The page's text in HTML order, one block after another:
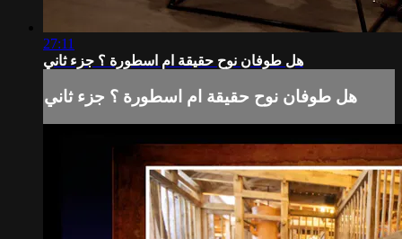
27:11
هل طوفان نوح حقيقة ام اسطورة ؟ جزء ثاني
هل طوفان نوح حقيقة ام اسطورة ؟ جزء ثاني